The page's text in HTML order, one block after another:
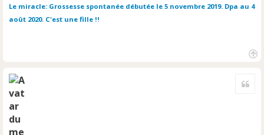
Le miracle: Grossesse spontanée débutée le 5 novembre 2019. Dpa au 4
août 2020. C'est une fille !!